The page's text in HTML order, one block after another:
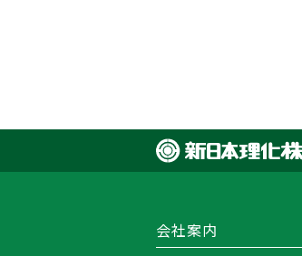
会社案内